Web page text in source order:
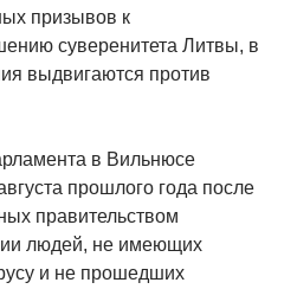
призывов к
суверенитета Литвы, в
выдвигаются против
в Вильнюсе
прошлого года после
правительством
людей, не имеющих
и не прошедших